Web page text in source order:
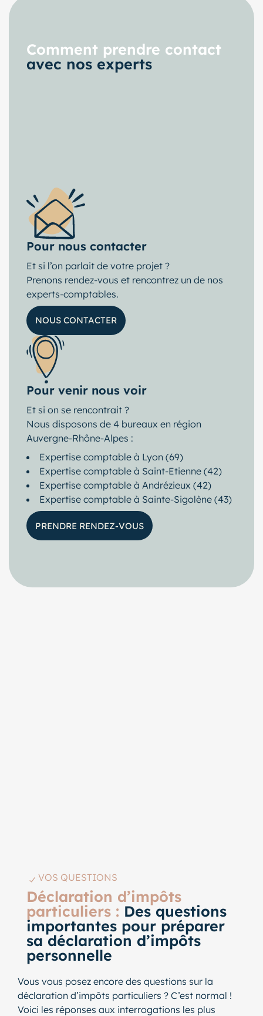
Comment prendre contact
avec nos experts
Pour nous contacter
Et si l’on parlait de votre projet ?
Prenons rendez-vous et rencontrez un de nos
experts-comptables.
NOUS CONTACTER
Pour venir nous voir
Et si on se rencontrait ?
Nous disposons de 4 bureaux en région
Auvergne-Rhône-Alpes :
Expertise comptable à Lyon (69)
Expertise comptable à Saint-Etienne (42)
Expertise comptable à Andrézieux (42)
Expertise comptable à Sainte-Sigolène (43)
PRENDRE RENDEZ-VOUS
VOS QUESTIONS
Déclaration d’impôts
particuliers : Des questions
importantes pour préparer
sa déclaration d’impôts
personnelle
Vous vous posez encore des questions sur la
déclaration d’impôts particuliers ? C’est normal !
Voici les réponses aux interrogations les plus